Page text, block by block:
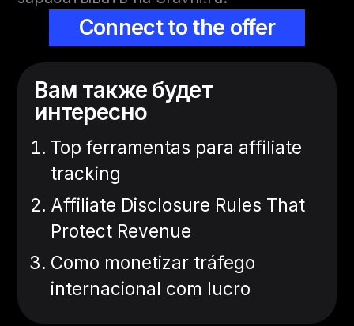
Connect to the offer
Вам также будет
интересно
Top ferramentas para affiliate
tracking
Affiliate Disclosure Rules That
Protect Revenue
Como monetizar tráfego
internacional com lucro